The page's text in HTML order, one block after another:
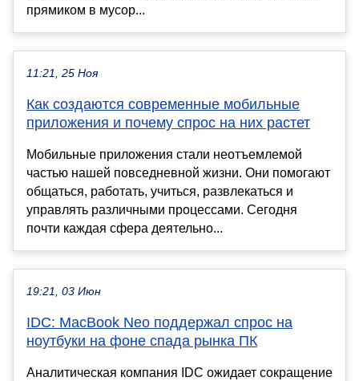
прямиком в мусор...
11:21, 25 Ноя
Как создаются современные мобильные
приложения и почему спрос на них растет
Мобильные приложения стали неотъемлемой
частью нашей повседневной жизни. Они помогают
общаться, работать, учиться, развлекаться и
управлять различными процессами. Сегодня
почти каждая сфера деятельно...
19:21, 03 Июн
IDC: MacBook Neo поддержал спрос на
ноутбуки на фоне спада рынка ПК
Аналитическая компания IDC ожидает сокращение